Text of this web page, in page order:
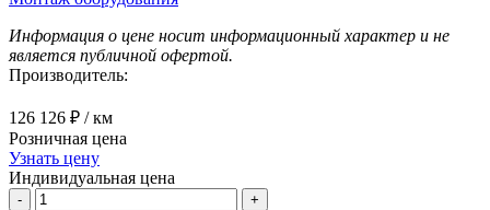
Информация о цене носит информационный характер и не
является публичной офертой.
Производитель:
126 126 ₽ / км
Розничная цена
Узнать цену
Индивидуальная цена
- +